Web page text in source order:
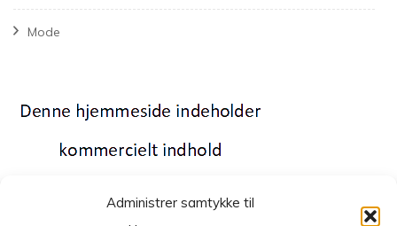
Administrer samtykke til
Mode